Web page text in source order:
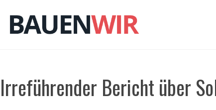
Inhalt
springen
Irreführender Bericht über